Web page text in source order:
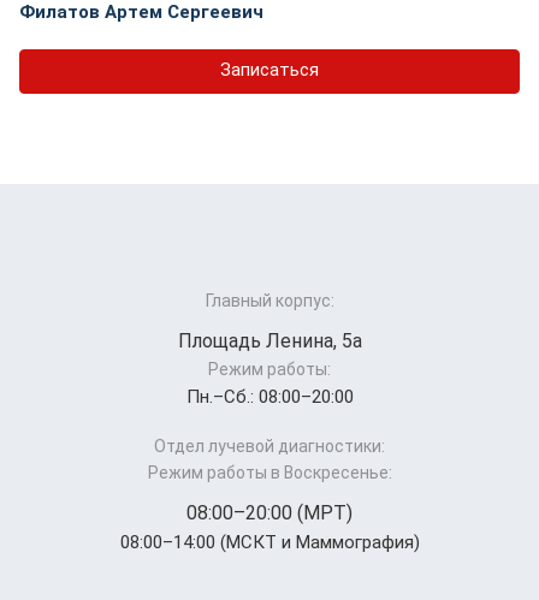
Филатов Артем Сергеевич
Записаться
Главный корпус:
Площадь Ленина, 5а
Режим работы:
Пн.–Cб.: 08:00–20:00
Отдел лучевой диагностики:
Режим работы в Воскресенье:
08:00–20:00 (МРТ)
08:00–14:00 (МСКТ и Маммография)